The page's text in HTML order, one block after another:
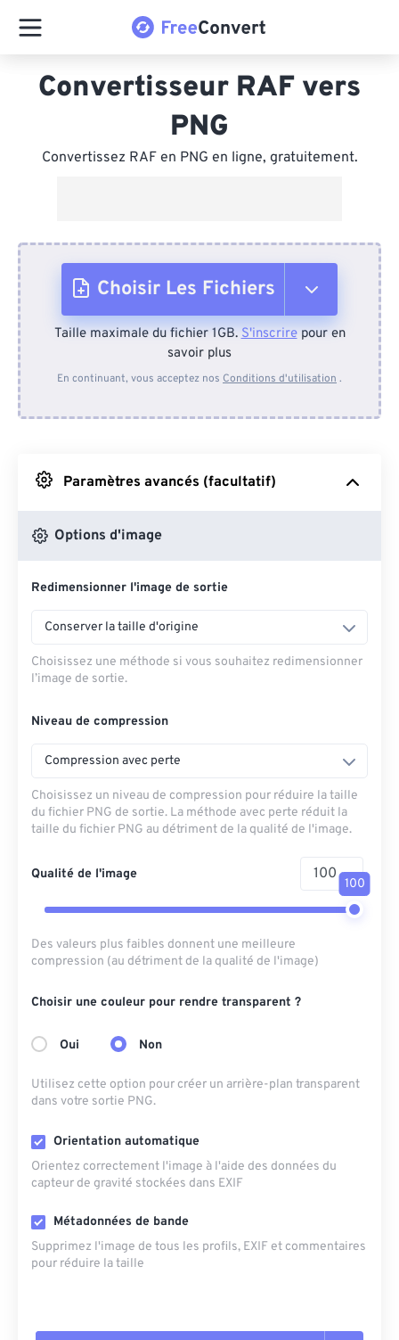
Convertisseur RAF vers
PNG
Convertissez RAF en PNG en ligne, gratuitement.
Choisir Les Fichiers
Depuis l'appareil
Depuis Google Drive
Depuis OneDrive
Depuis l'URL
Taille maximale du fichier 1GB.S'inscrirepour en
savoir plus
En continuant, vous acceptez nos Conditions d'utilisation .
Paramètres avancés (facultatif)
Options d'image
Redimensionner l'image de sortie
Conserver la taille d'origine
Choisissez une méthode si vous souhaitez redimensionner
l’image de sortie.
Niveau de compression
Compression avec perte
Choisissez un niveau de compression pour réduire la taille
du fichier PNG de sortie. La méthode avec perte réduit la
taille du fichier PNG au détriment de la qualité de l'image.
Qualité de l'image
100
Des valeurs plus faibles donnent une meilleure
compression (au détriment de la qualité de l'image)
Choisir une couleur pour rendre transparent ?
Oui Non
Utilisez cette option pour créer un arrière-plan transparent
dans votre sortie PNG.
Orientation automatique
Orientez correctement l'image à l'aide des données du
capteur de gravité stockées dans EXIF
Métadonnées de bande
Supprimez l'image de tous les profils, EXIF ​​et commentaires
pour réduire la taille